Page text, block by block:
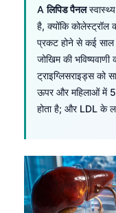
Aलिपिड पैनल
है, क्योंकि
प्रकट होने से कई साल
जोखिम की
ट्राइग्लिसराइड्स को
ऊपर और महिलाओं में
होता है; और LDL के